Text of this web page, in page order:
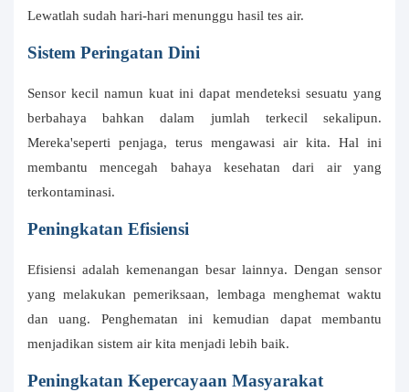
Lewatlah sudah hari-hari menunggu hasil tes air.
Sistem Peringatan Dini
Sensor kecil namun kuat ini dapat mendeteksi sesuatu yang
berbahaya bahkan dalam jumlah terkecil sekalipun.
Mereka'seperti penjaga, terus mengawasi air kita. Hal ini
membantu mencegah bahaya kesehatan dari air yang
terkontaminasi.
Peningkatan Efisiensi
Efisiensi adalah kemenangan besar lainnya. Dengan sensor
yang melakukan pemeriksaan, lembaga menghemat waktu
dan uang. Penghematan ini kemudian dapat membantu
menjadikan sistem air kita menjadi lebih baik.
Peningkatan Kepercayaan Masyarakat